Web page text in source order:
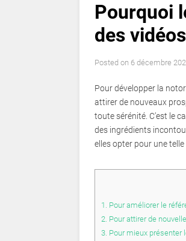
Pourquoi
des
Posted on 6 décembre
Pour développer la
attirer de nouveaux
toute sérénité. C’est le
des ingrédients
elles opter pour une
1. Pour améliorer le
2. Pour attirer de
3. Pour mieux présenter